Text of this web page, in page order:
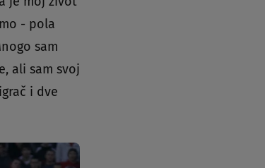
- pola
sam
ali sam svoj
i dve